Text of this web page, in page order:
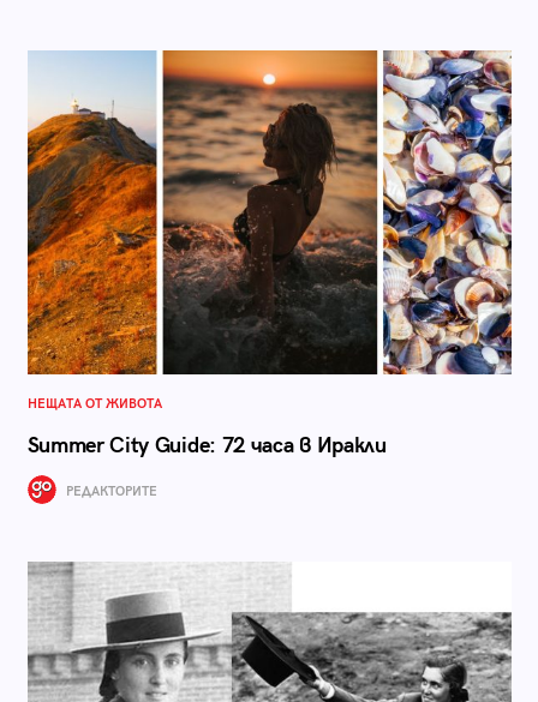
НЕЩАТА ОТ ЖИВОТА
Summer City Guide: 72 часа в Иракли
РЕДАКТОРИТЕ